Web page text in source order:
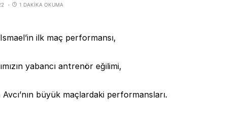
1 DAKIKA OKUMA
ilk maç performansı,
yabancı antrenör eğilimi,
büyük maçlardaki performansları.